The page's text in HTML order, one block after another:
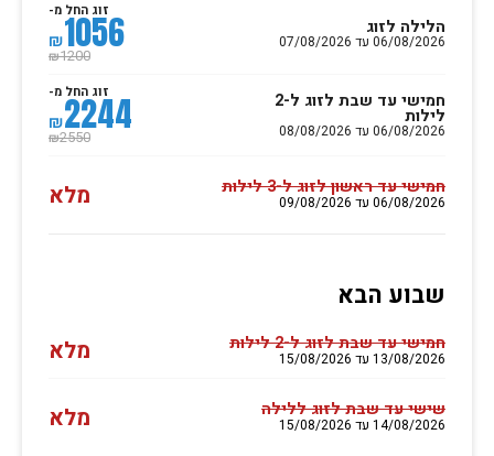
הלילה לזוג
06/08/2026 עד 07/08/2026
זוג החל מ-
₪1056
₪1200
חמישי עד שבת לזוג ל-2
לילות
06/08/2026 עד 08/08/2026
זוג החל מ-
₪2244
₪2550
חמישי עד ראשון לזוג ל-3 לילות
06/08/2026 עד 09/08/2026 מלא
שבוע הבא
חמישי עד שבת לזוג ל-2 לילות
13/08/2026 עד 15/08/2026 מלא
שישי עד שבת לזוג ללילה
14/08/2026 עד 15/08/2026 מלא